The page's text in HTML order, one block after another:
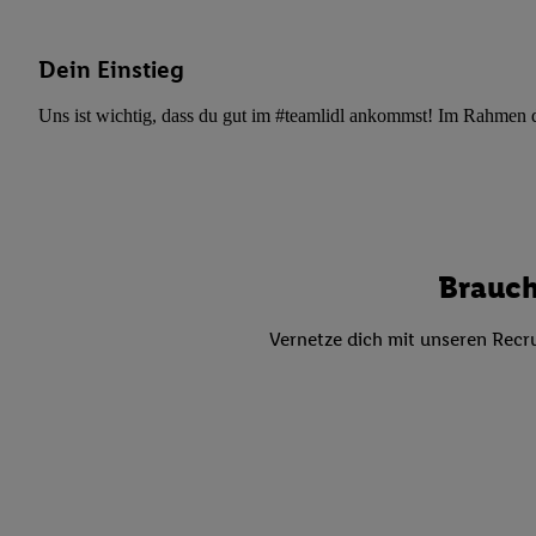
Dein Einstieg
Uns ist wichtig, dass du gut im #teamlidl ankommst! Im Rahmen
Vernetze dich mit unseren
Anzeige von
oder Zugriff auf
von Zielgruppen
reduzierter Daten